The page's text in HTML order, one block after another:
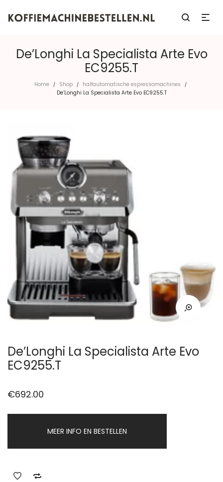
De’Longhi La Specialista Arte Evo
EC9255.T
Home / Shop / halfautomatische espressomachines /
De’Longhi La Specialista Arte Evo EC9255.T
De’Longhi La Specialista Arte Evo
EC9255.T
€692.00
MEER INFO EN BESTELLEN